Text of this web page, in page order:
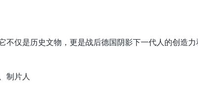
仅是历史文物，更是战后德国阴影下一代人的创造力
制片人